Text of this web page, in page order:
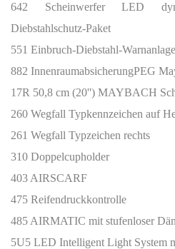
642 Scheinwerfer LED
Diebstahlschutz-Paket
551 Einbruch-Diebstahl-
882 InnenraumabsicherungPEG
17R 50,8 cm (20'') MAYBACH
260 Wegfall Typkennzeichen auf
261 Wegfall Typzeichen rechts
310 Doppelcupholder
403 AIRSCARF
475 Reifendruckkontrolle
485 AIRMATIC mit stufenloser
5U5 LED Intelligent Light System